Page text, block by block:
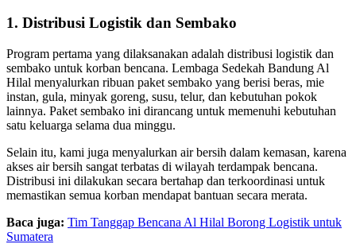
1. Distribusi Logistik dan Sembako
Program pertama yang dilaksanakan adalah distribusi logistik dan
sembako untuk korban bencana. Lembaga Sedekah Bandung Al
Hilal menyalurkan ribuan paket sembako yang berisi beras, mie
instan, gula, minyak goreng, susu, telur, dan kebutuhan pokok
lainnya. Paket sembako ini dirancang untuk memenuhi kebutuhan
satu keluarga selama dua minggu.
Selain itu, kami juga menyalurkan air bersih dalam kemasan, karena
akses air bersih sangat terbatas di wilayah terdampak bencana.
Distribusi ini dilakukan secara bertahap dan terkoordinasi untuk
memastikan semua korban mendapat bantuan secara merata.
Baca juga: Tim Tanggap Bencana Al Hilal Borong Logistik untuk
Sumatera